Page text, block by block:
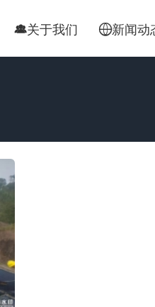
关于我们 新闻动